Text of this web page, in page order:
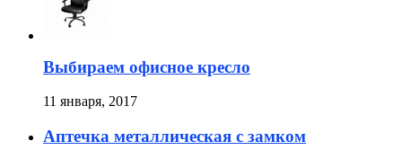
Выбираем офисное кресло
11 января, 2017
Аптечка металлическая с замком